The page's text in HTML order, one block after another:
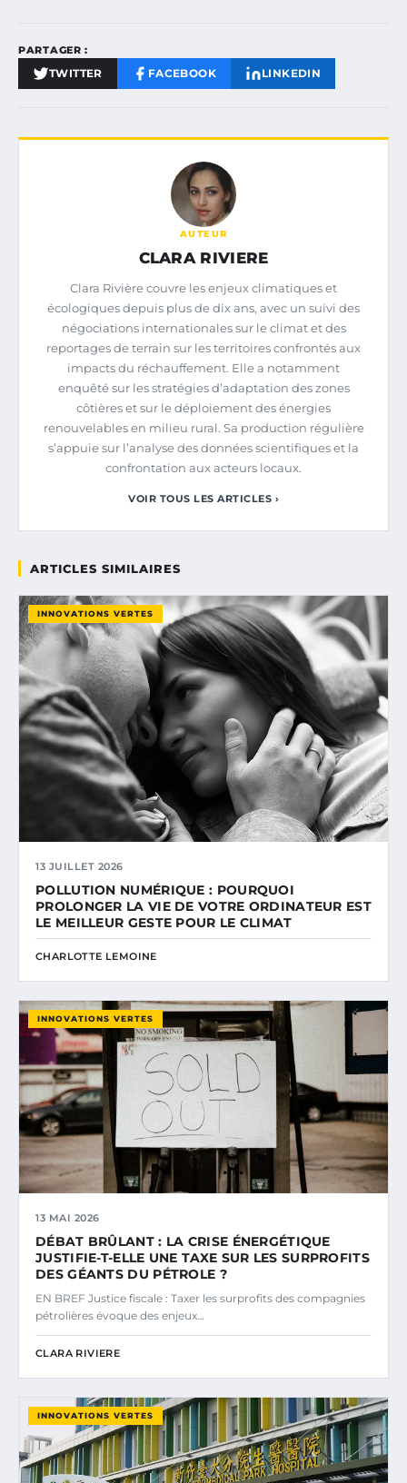
PARTAGER :
TWITTER FACEBOOK LINKEDIN
AUTEUR
CLARA RIVIERE
Clara Rivière couvre les enjeux climatiques et
écologiques depuis plus de dix ans, avec un suivi des
négociations internationales sur le climat et des
reportages de terrain sur les territoires confrontés aux
impacts du réchauffement. Elle a notamment
enquêté sur les stratégies d’adaptation des zones
côtières et sur le déploiement des énergies
renouvelables en milieu rural. Sa production régulière
s’appuie sur l’analyse des données scientifiques et la
confrontation aux acteurs locaux.
VOIR TOUS LES ARTICLES ›
ARTICLES SIMILAIRES
INNOVATIONS VERTES
13 JUILLET 2026
POLLUTION NUMÉRIQUE : POURQUOI
PROLONGER LA VIE DE VOTRE ORDINATEUR EST
LE MEILLEUR GESTE POUR LE CLIMAT
CHARLOTTE LEMOINE
INNOVATIONS VERTES
13 MAI 2026
DÉBAT BRÛLANT : LA CRISE ÉNERGÉTIQUE
JUSTIFIE-T-ELLE UNE TAXE SUR LES SURPROFITS
DES GÉANTS DU PÉTROLE ?
EN BREF Justice fiscale : Taxer les surprofits des compagnies
pétrolières évoque des enjeux…
CLARA RIVIERE
INNOVATIONS VERTES